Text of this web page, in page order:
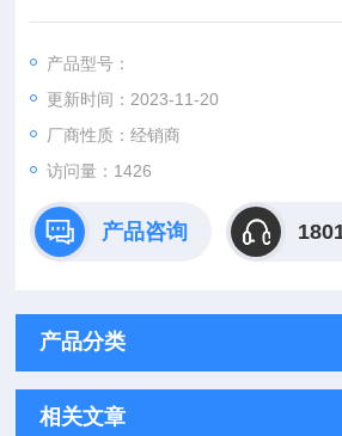
货，价格好，欢迎确认。
产品型号：
更新时间：2023-11-20
厂商性质：经销商
访问量：1426
产品咨询
产品分类
相关文章